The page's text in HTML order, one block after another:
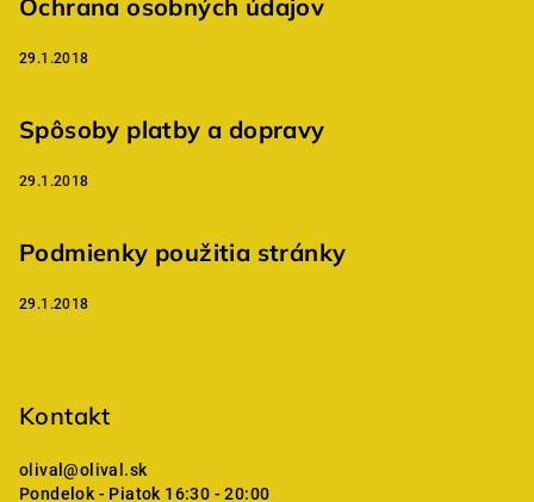
Ochrana osobných údajov
29.1.2018
Spôsoby platby a dopravy
29.1.2018
Podmienky použitia stránky
29.1.2018
Kontakt
olival@olival.sk
Pondelok - Piatok 16:30 - 20:00